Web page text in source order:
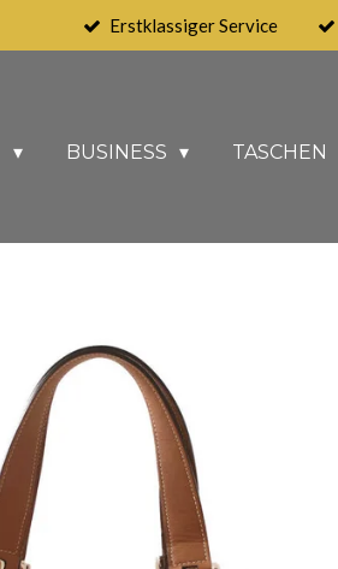
Erstklassiger Service
BUSINESS TASCHEN